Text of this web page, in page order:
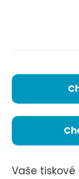
Vaše